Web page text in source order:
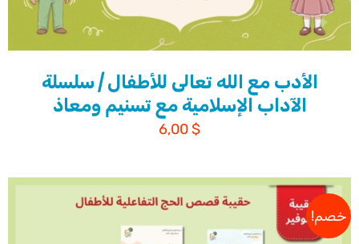
الأدب مع الله تعالى للأطفال | سلسلة
الآداب الإسلامية مع تسنيم ومعاذ
6,00$
خصم!